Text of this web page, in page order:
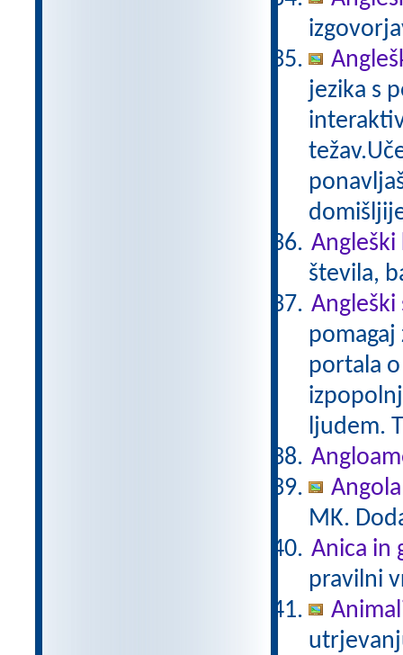
jezika s
Angleški
števila,
pomagaj
portala
ljudem.
Angola
MK.
Anica in
pravilni